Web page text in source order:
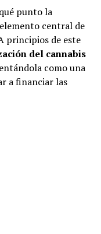
punto la
central de
principios de este
del cannabis
como una
a financiar las